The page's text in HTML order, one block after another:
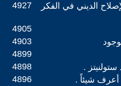
4927
الديني في الفكر
4905
4903
4899
4898 .
4896 أعرف شيئاً .